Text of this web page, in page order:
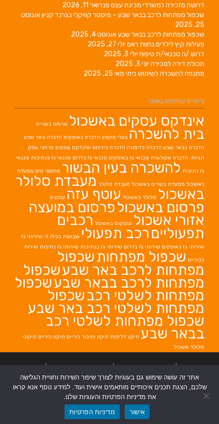
דרושה מזכירה למשרדי מכינת עצם פברואר 11, 2026
שכפול מפתחות לרכב בבאר שבע – מיסטר קוויקלי בגרנד קניוןאוגוסט
25, 2025
שכפול מפתחות לרכב בבאר שבעאוגוסט 4, 2025
פעילות קיץ לילדים בחוות ראם יולי 27, 2025
דרוש /ה טכנאי/ת טיפוח יולי 3, 2025
תכולת דירה למכירה יוני 3, 2025
מתנפח להשכרה לשימוש ביתי מאי 25, 2025
ביטויים שחיפשו באתר
אינדקס עסקים באשכול ארוחה בשרית
בית להשכרה בעלי מקצוע הדברה באופקים הדברה באר שבע
הדברה בבאר שבע הדברה בדימונה הדברה בירוחם ואינדקס עסקים מרחבי עסק
תגיות: הדברה אקולוגית טכנאי גז באופקים טכנאי גז בדרום טכנאי גז בנתיבות טכנאי
גז נתיבות להשכרה בעין הבשור מחממי מים מסעדה
באשכול מסעדת בשרים באשכול מעבדת סלולר מעבדת סלולר
באשכול סלולר באשכול עוטף עזה עסקים
פרסום באשכול פרסום במועצה
אזורי אשכול קוסקוס באשכול רכבים
תפעוליים רכב תפעולי שבועות בגילו לי שירותי גז
שירותי גז באופקים שירותי גז בדרום שירותי גז בנתיבות שירותי גז נתיבות שירות
לכיריים שכפול מפתחות שכפול
מפתחות לרכב באר שבעשכפול
מפתחות לרכב בבאר שבעשכפול
מפתחות לשלטי רכב שכפול
מפתחות לשלטי רכב באר שבע
שכפול מפתחות לשלטי רכב
בבאר שבע תיקון דליפות תיקון וחיבור כיריים תיקון כיריים תיקוני
סלולר אשכול
בבאר שבע |
אתר זה עושה שימוש גם בעוגיות לצורך שיפור השירות וחוויית הגלישה
שלכם, הצגת תכנים איכותיים מותאמים אישית ועוד. למידע נוסף אנא קראו
את מדיניות הפרטיות והעוגיות שלנו.
אישור
מדיניות הפרטיות